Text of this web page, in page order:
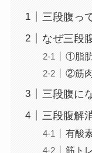
三段腹っ
なぜ三段
①脂
②筋
三段腹に
三段腹解
有酸
筋トレ